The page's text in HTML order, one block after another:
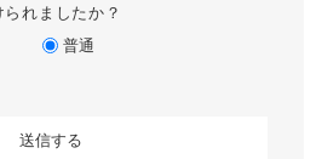
れましたか？
普通